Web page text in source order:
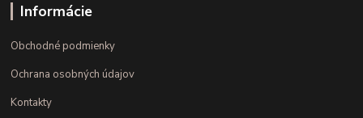
Informácie
Obchodné podmienky
Ochrana osobných údajov
Kontakty